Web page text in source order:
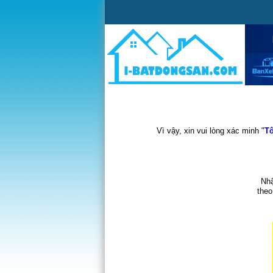
Vì vậy, xin vui lòng xác minh "